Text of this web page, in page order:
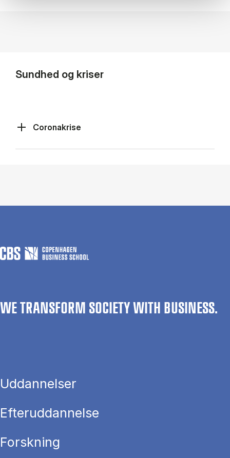
Sundhed og kriser
Coronakrise
WE TRANSFORM SOCIETY WITH BUSINESS.
Uddannelser
Efteruddannelse
Forskning